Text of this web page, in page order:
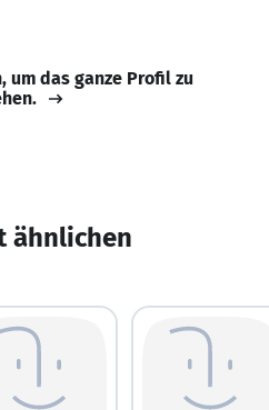
um das ganze Profil zu
ähnlichen